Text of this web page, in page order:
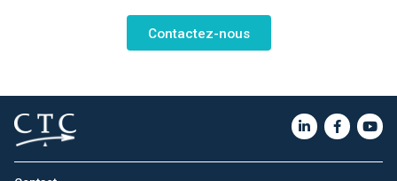
Contactez-nous